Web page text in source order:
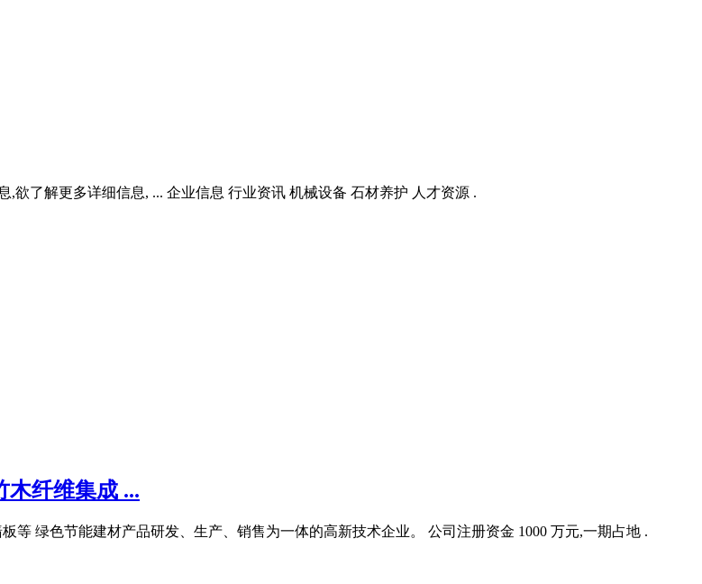
了解更多详细信息, ... 企业信息 行业资讯 机械设备 石材养护 人才资源 .
木纤维集成 ...
等 绿色节能建材产品研发、生产、销售为一体的高新技术企业。 公司注册资金 1000 万元,一期占地 .